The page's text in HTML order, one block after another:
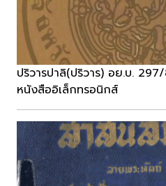
ปริวารปาลิ(ปริวาร) อย.บ.
หนังสืออิเล็กทรอนิกส์